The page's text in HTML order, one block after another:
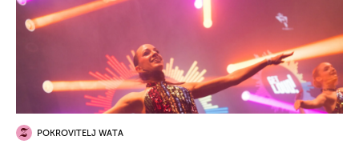
POKROVITELJ WATA